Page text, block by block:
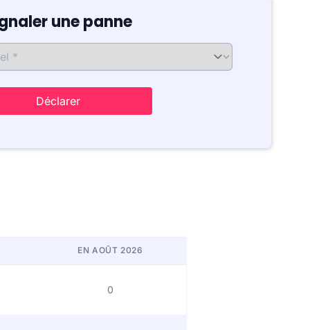
une panne
Déclarer
EN AOÛT 2026
0